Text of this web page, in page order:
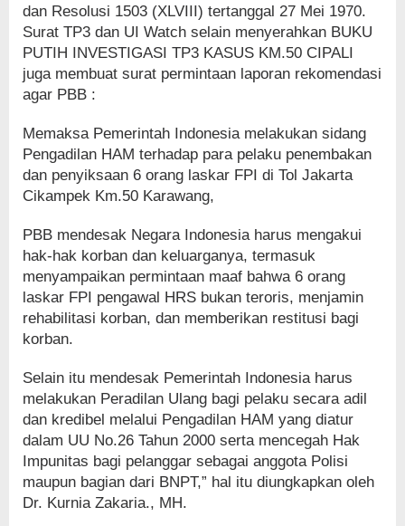
dan Resolusi 1503 (XLVIII) tertanggal 27 Mei 1970.
Surat TP3 dan UI Watch selain menyerahkan BUKU
PUTIH INVESTIGASI TP3 KASUS KM.50 CIPALI
juga membuat surat permintaan laporan rekomendasi
agar PBB :
Memaksa Pemerintah Indonesia melakukan sidang
Pengadilan HAM terhadap para pelaku penembakan
dan penyiksaan 6 orang laskar FPI di Tol Jakarta
Cikampek Km.50 Karawang,
PBB mendesak Negara Indonesia harus mengakui
hak-hak korban dan keluarganya, termasuk
menyampaikan permintaan maaf bahwa 6 orang
laskar FPI pengawal HRS bukan teroris, menjamin
rehabilitasi korban, dan memberikan restitusi bagi
korban.
Selain itu mendesak Pemerintah Indonesia harus
melakukan Peradilan Ulang bagi pelaku secara adil
dan kredibel melalui Pengadilan HAM yang diatur
dalam UU No.26 Tahun 2000 serta mencegah Hak
Impunitas bagi pelanggar sebagai anggota Polisi
maupun bagian dari BNPT,” hal itu diungkapkan oleh
Dr. Kurnia Zakaria., MH.